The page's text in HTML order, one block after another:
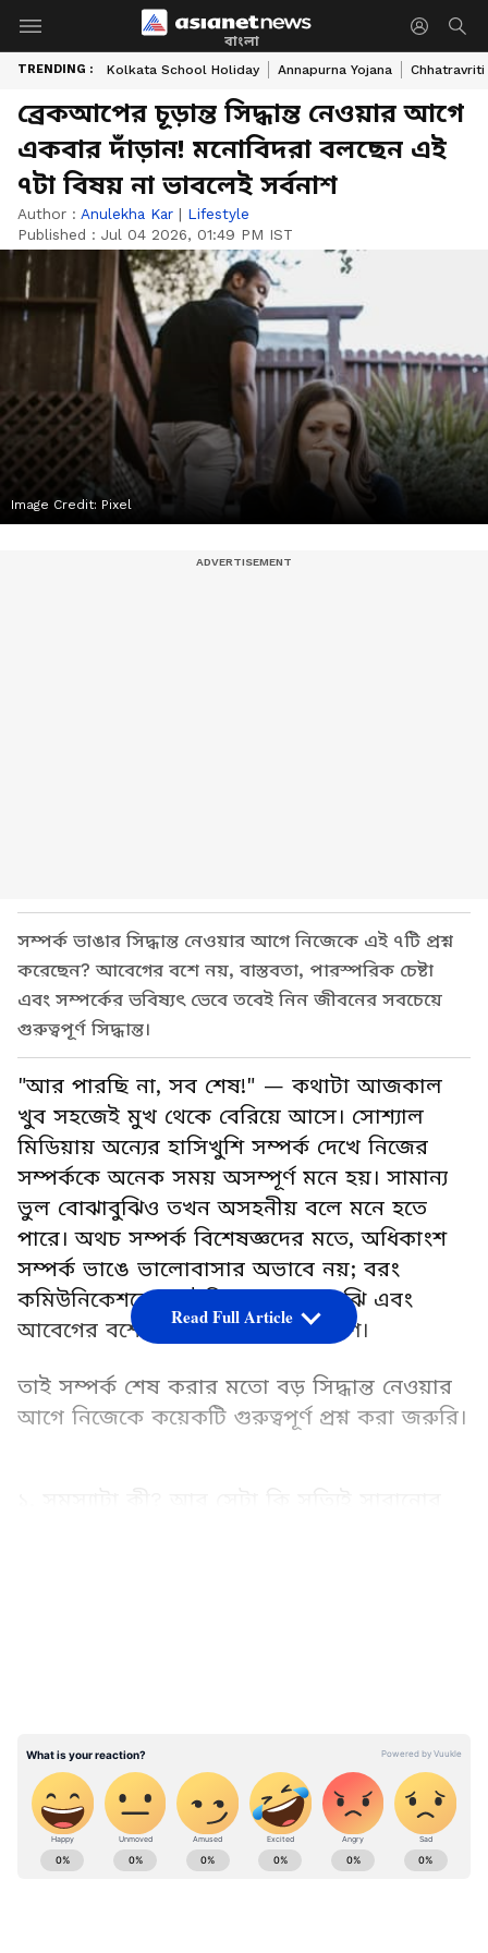
বাংলা
TRENDING : Kolkata School Holiday Annapurna Yojana Chhatravriti
ব্রেকআপের চূড়ান্ত সিদ্ধান্ত নেওয়ার আগে
একবার দাঁড়ান! মনোবিদরা বলছেন এই
৭টা বিষয় না ভাবলেই সর্বনাশ
Author : Anulekha Kar | Lifestyle
Published : Jul 04 2026, 01:49 PM IST
Image Credit: Pixel
সম্পর্ক ভাঙার সিদ্ধান্ত নেওয়ার আগে নিজেকে এই ৭টি প্রশ্ন
করেছেন? আবেগের বশে নয়, বাস্তবতা, পারস্পরিক চেষ্টা
এবং সম্পর্কের ভবিষ্যৎ ভেবে তবেই নিন জীবনের সবচেয়ে
গুরুত্বপূর্ণ সিদ্ধান্ত।
"আর পারছি না, সব শেষ!" — কথাটা আজকাল
খুব সহজেই মুখ থেকে বেরিয়ে আসে। সোশ্যাল
মিডিয়ায় অন্যের হাসিখুশি সম্পর্ক দেখে নিজের
সম্পর্ককে অনেক সময় অসম্পূর্ণ মনে হয়। সামান্য
ভুল বোঝাবুঝিও তখন অসহনীয় বলে মনে হতে
পারে। অথচ সম্পর্ক বিশেষজ্ঞদের মতে, অধিকাংশ
সম্পর্ক ভাঙে ভালোবাসার অভাবে নয়; বরং
কমিউনিকেশনের ঘাটতি, ভুল বোঝাবুঝি এবং
আবেগের বশে নেওয়া সিদ্ধান্তের কারণে।
তাই সম্পর্ক শেষ করার মতো বড় সিদ্ধান্ত নেওয়ার
আগে নিজেকে কয়েকটি গুরুত্বপূর্ণ প্রশ্ন করা জরুরি।
Read Full Article
ABOUT THE AUTHOR